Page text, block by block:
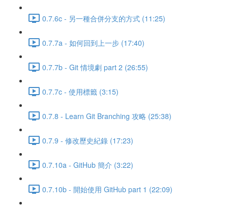
0.7.6c - 另一種合併分支的方式 (11:25)
0.7.7a - 如何回到上一步 (17:40)
0.7.7b - Git 情境劇 part 2 (26:55)
0.7.7c - 使用標籤 (3:15)
0.7.8 - Learn Git Branching 攻略 (25:38)
0.7.9 - 修改歷史紀錄 (17:23)
0.7.10a - GitHub 簡介 (3:22)
0.7.10b - 開始使用 GitHub part 1 (22:09)